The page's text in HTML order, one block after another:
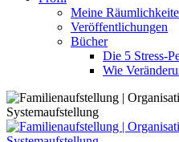
Meine
Veröffentlichungen
Bücher
Die 5 Stress-
Wie